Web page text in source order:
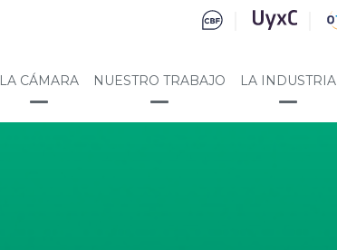
LA CÁMARA NUESTRO TRABAJO LA INDUSTRIA